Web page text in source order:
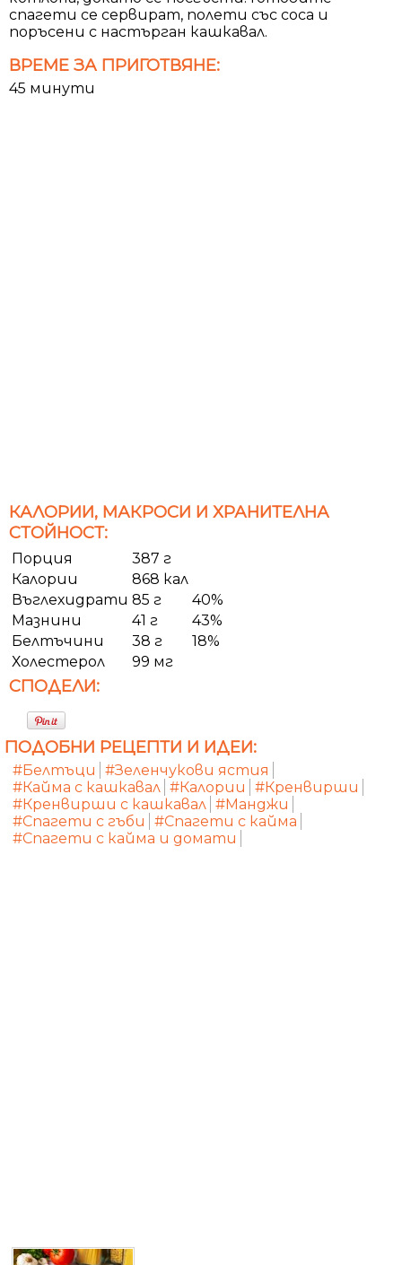
спагети се сервират, полети със соса и
поръсени с настърган кашкавал.
ВРЕМЕ ЗА ПРИГОТВЯНЕ:
45 минути
КАЛОРИИ, МАКРОСИ И ХРАНИТЕЛНА
СТОЙНОСТ:
Порция
387 г
Калории
868 кал
Въглехидрати 85 г
40%
Мазнини
41 г
43%
Белтъчини
38 г
18%
Холестерол
99 мг
СПОДЕЛИ:
ПОДОБНИ РЕЦЕПТИ И ИДЕИ:
#Белтъци
#Зеленчукови ястия
#Кайма с кашкавал #Калории
#Кренвирши
#Кренвирши с кашкавал #Манджи
#Спагети с гъби
#Спагети с кайма
#Спагети с кайма и домати